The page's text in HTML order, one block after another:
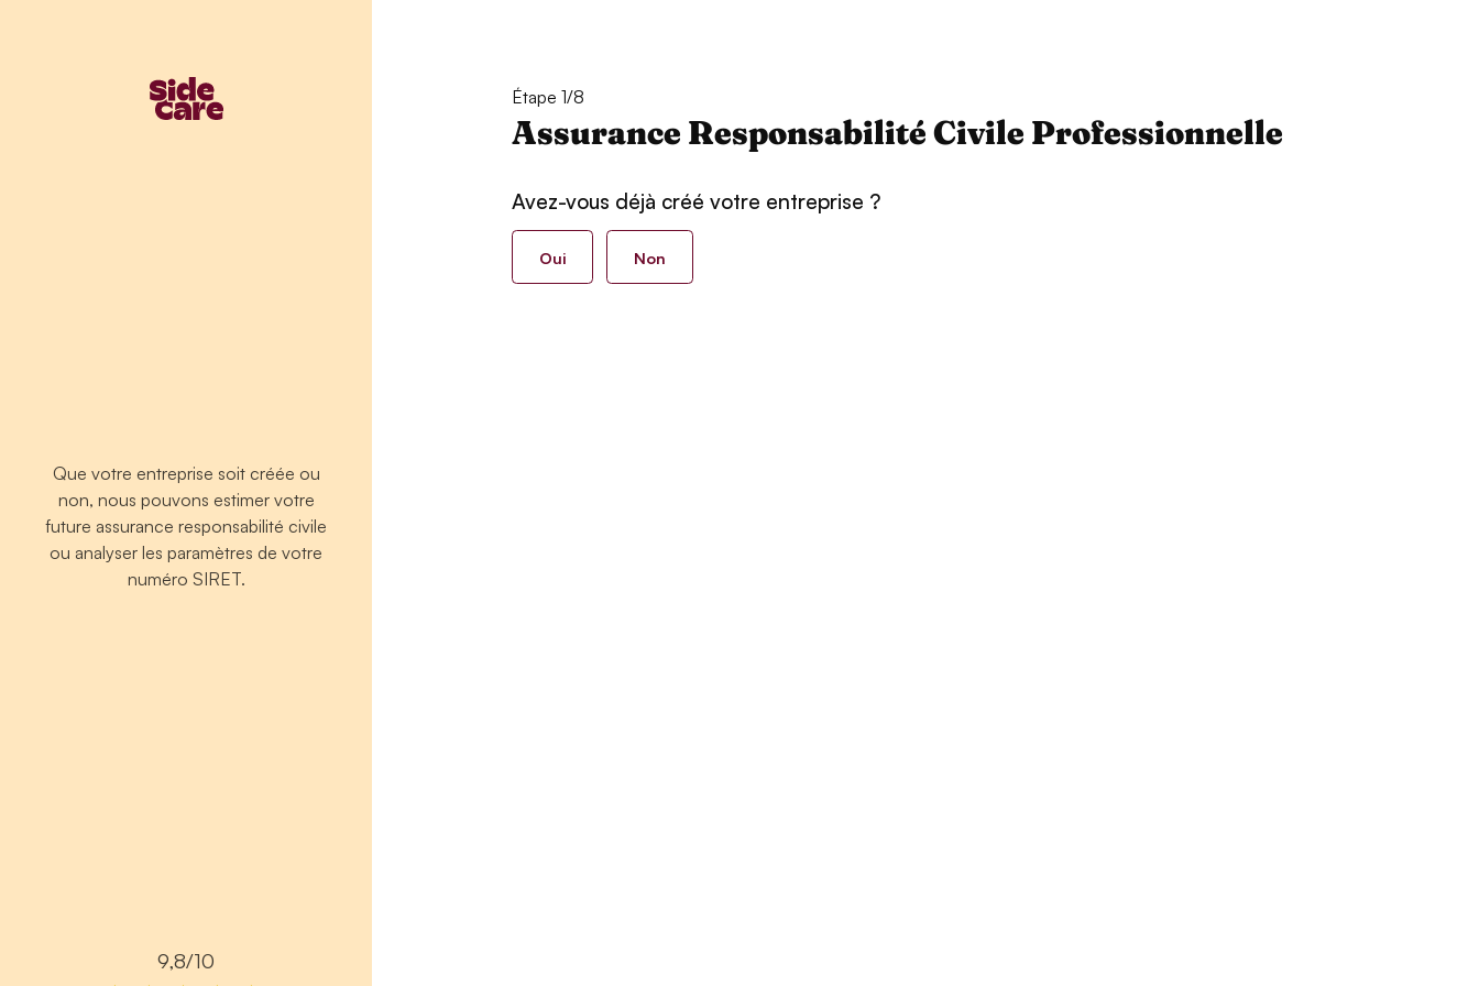
Que votre entreprise soit créée ou
non, nous pouvons estimer votre
future assurance responsabilité civile
ou analyser les paramètres de votre
numéro SIRET.
9,8/10
Étape 1/8
Assurance Responsabilité Civile Professionnelle
Avez-vous déjà créé votre entreprise ?
Oui Non